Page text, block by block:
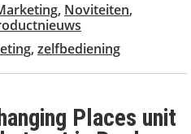
, Noviteiten,
, zelfbediening
Places unit